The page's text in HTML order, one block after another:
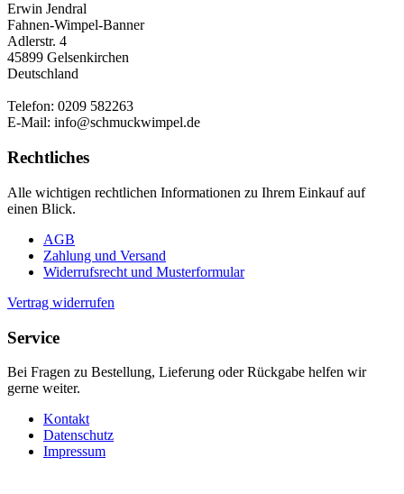
Erwin Jendral
Fahnen-Wimpel-Banner
Adlerstr. 4
45899 Gelsenkirchen
Deutschland
Telefon: 0209 582263
E-Mail: info@schmuckwimpel.de
Rechtliches
Alle wichtigen rechtlichen Informationen zu Ihrem Einkauf auf
einen Blick.
AGB
Zahlung und Versand
Widerrufsrecht und Musterformular
Vertrag widerrufen
Service
Bei Fragen zu Bestellung, Lieferung oder Rückgabe helfen wir
gerne weiter.
Kontakt
Datenschutz
Impressum